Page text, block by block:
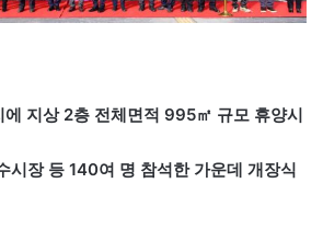
에 지상 2층 전체면적 995㎡ 규모 휴양시
시장 등 140여 명 참석한 가운데 개장식